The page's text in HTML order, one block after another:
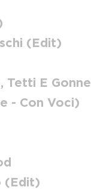
(Edit)
Tetti E Gonne
- Con Voci)
(Edit)